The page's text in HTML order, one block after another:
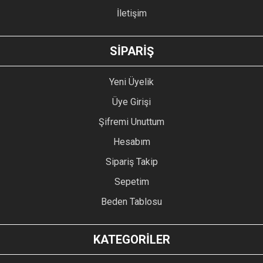
GÖNDER
İletişim
SİPARİŞ
Yeni Üyelik
Üye Girişi
Şifremi Unuttum
Hesabım
Sipariş Takip
Sepetim
Beden Tablosu
KATEGORİLER